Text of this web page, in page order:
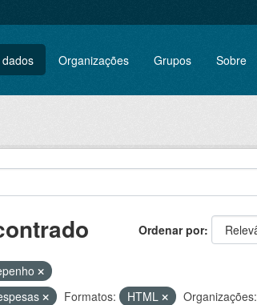
Organizações Grupos Sobre
Ordenar por
Formatos: HTML Organizações: